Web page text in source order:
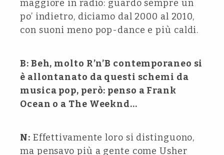
maggiore in radio: guardo sempre un
po’ indietro, diciamo dal 2000 al 2010,
con suoni meno pop-dance e più caldi.
B: Beh, molto R’n’B contemporaneo si
è allontanato da questi schemi da
musica pop, però: penso a Frank
Ocean o a The Weeknd…
N: Effettivamente loro si distinguono,
ma pensavo più a gente come Usher